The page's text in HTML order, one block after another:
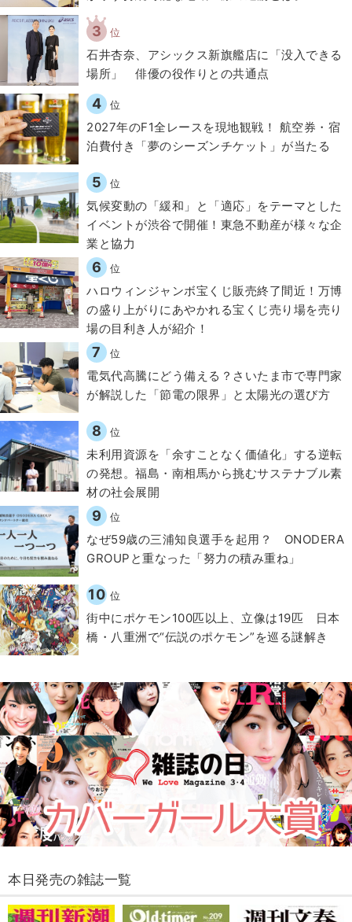
3 位
石井杏奈、アシックス新旗艦店に「没入できる
場所」 俳優の役作りとの共通点
4 位
2027年のF1全レースを現地観戦！ 航空券・宿
泊費付き「夢のシーズンチケット」が当たる
5 位
気候変動の「緩和」と「適応」をテーマとした
イベントが渋谷で開催！東急不動産が様々な企
業と協力
6 位
ハロウィンジャンボ宝くじ販売終了間近！万博
の盛り上がりにあやかれる宝くじ売り場を売り
場の目利き人が紹介！
7 位
電気代高騰にどう備える？さいたま市で専門家
が解説した「節電の限界」と太陽光の選び方
8 位
​​未利用資源を「余すことなく価値化」する逆転
の発想。福島・南相馬から挑むサステナブル素
材の社会展開​
9 位
なぜ59歳の三浦知良選手を起用？ ONODERA
GROUPと重なった「努力の積み重ね」
10 位
街中にポケモン100匹以上、立像は19匹 日本
橋・八重洲で“伝説のポケモン”を巡る謎解き
本日発売の雑誌一覧